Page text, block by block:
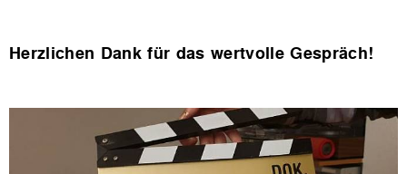
Herzlichen Dank für das wertvolle Gespräch!